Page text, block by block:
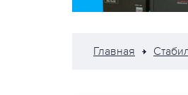
Главная